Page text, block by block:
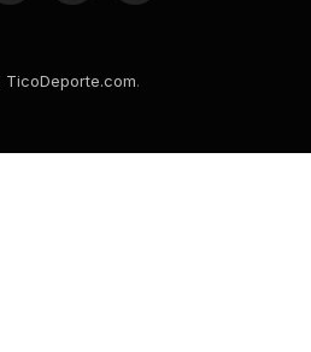
(Twitter)
TicoDeporte.com.